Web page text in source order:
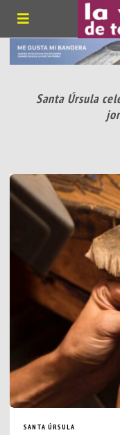
Santa Úrsula
SANTA ÚRSULA